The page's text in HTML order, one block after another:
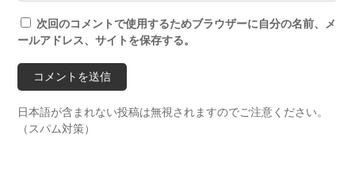
次回のコメントで使用するためブラウザーに自分の名前、メ
ールアドレス、サイトを保存する。
日本語が含まれない投稿は無視されますのでご注意ください。
（スパム対策）